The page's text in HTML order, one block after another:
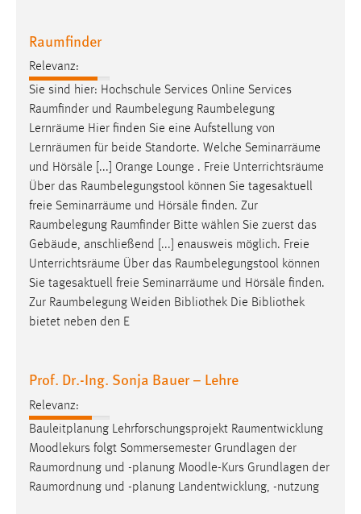
Raumfinder
Relevanz:
Sie sind hier: Hochschule Services Online Services
Raumfinder und Raumbelegung Raumbelegung
Lernräume Hier finden Sie eine Aufstellung von
Lernräumen für beide Standorte. Welche Seminarräume
und Hörsäle [...] Orange Lounge . Freie Unterrichtsräume
Über das Raumbelegungstool können Sie tagesaktuell
freie Seminarräume und Hörsäle finden. Zur
Raumbelegung Raumfinder Bitte wählen Sie zuerst das
Gebäude, anschließend [...] enausweis möglich. Freie
Unterrichtsräume Über das Raumbelegungstool können
Sie tagesaktuell freie Seminarräume und Hörsäle finden.
Zur Raumbelegung Weiden Bibliothek Die Bibliothek
bietet neben den E
Prof. Dr.-Ing. Sonja Bauer – Lehre
Relevanz:
Bauleitplanung Lehrforschungsprojekt Raumentwicklung
Moodlekurs folgt Sommersemester Grundlagen der
Raumordnung und -planung Moodle-Kurs Grundlagen der
Raumordnung und -planung Landentwicklung, -nutzung
Performance
Name:
staticfilecache
Zweck:
gespeichert, ob man eingeloggt ist.
Sprachpräferenz
Name:
site-language-preference
Zweck:
Das Cookie speichert die gewählte Sprache der Website.
Chat
Name:
MibewSessionID, MIBEW_UserID, mibew_locale, mibew-
chat-frame-style-5e9dbeb1811c0446